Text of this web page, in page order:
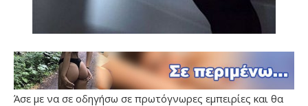
Άσε με να σε οδηγήσω σε πρωτόγνωρες εμπειρίες και θα